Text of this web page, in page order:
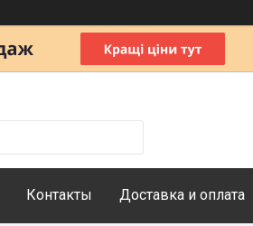
Контакты Доставка и оплата